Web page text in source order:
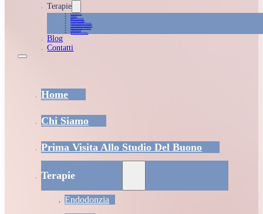
Terapie
Endodonzia
Protesi
Igiene dentale
Parodontologia
Sbiancamento dentale
Odontoiatria pediatrica
Implantologia dentale
Ortodonzia
Medicina estetica
Blog
Contatti
Home
Chi Siamo
Prima Visita Allo Studio Del Buono
Terapie
Endodonzia